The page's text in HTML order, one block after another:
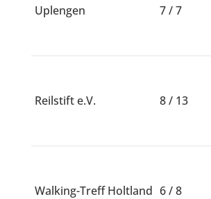
Uplengen 7 / 7
Reilstift e.V. 8 / 13
Walking-Treff Holtland 6 / 8